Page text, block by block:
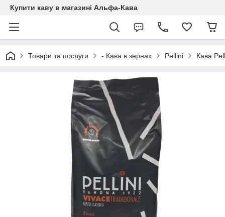
Купити каву в магазині Альфа-Кава
Товари та послуги - Кава в зернах Pellini Кава